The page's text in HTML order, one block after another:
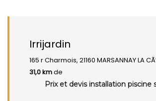
Irrijardin
165 r Charmois, 21160 MARSANNAY LA
31,0 kmde
Prix et devis installation piscine